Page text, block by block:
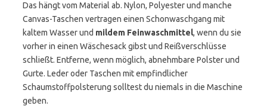
Das hängt vom Material ab. Nylon, Polyester und manche
Canvas-Taschen vertragen einen Schonwaschgang mit
kaltem Wasser und mildem Feinwaschmittel, wenn du sie
vorher in einen Wäschesack gibst und Reißverschlüsse
schließt. Entferne, wenn möglich, abnehmbare Polster und
Gurte. Leder oder Taschen mit empfindlicher
Schaumstoffpolsterung solltest du niemals in die Maschine
geben.